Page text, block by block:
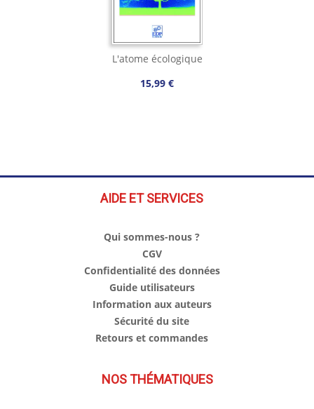
L'atome écologique
15,99 €
AIDE ET SERVICES
Qui sommes-nous ?
CGV
Confidentialité des données
Guide utilisateurs
Information aux auteurs
Sécurité du site
Retours et commandes
NOS THÉMATIQUES